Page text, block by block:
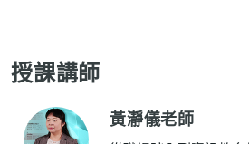
授課講師
黃瀞儀老師